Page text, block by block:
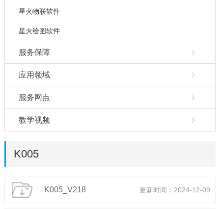
星火物联软件
星火绘图软件
服务保障
应用领域
服务网点
教学视频
K005
更新时间：2024-12-09
K005_V218